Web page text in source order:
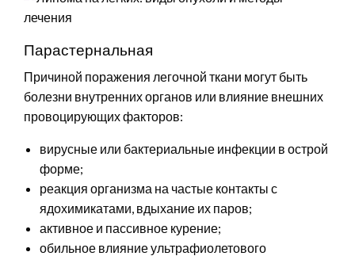
Парастернальная
Причиной поражения легочной ткани могут быть
болезни внутренних органов или влияние внешних
провоцирующих факторов:
вирусные или бактериальные инфекции в острой
форме;
реакция организма на частые контакты с
ядохимикатами, вдыхание их паров;
активное и пассивное курение;
обильное влияние ультрафиолетового